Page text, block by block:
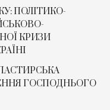
ПОЛІТИКО-
КРИЗИ
ГОСПОДНЬОГО